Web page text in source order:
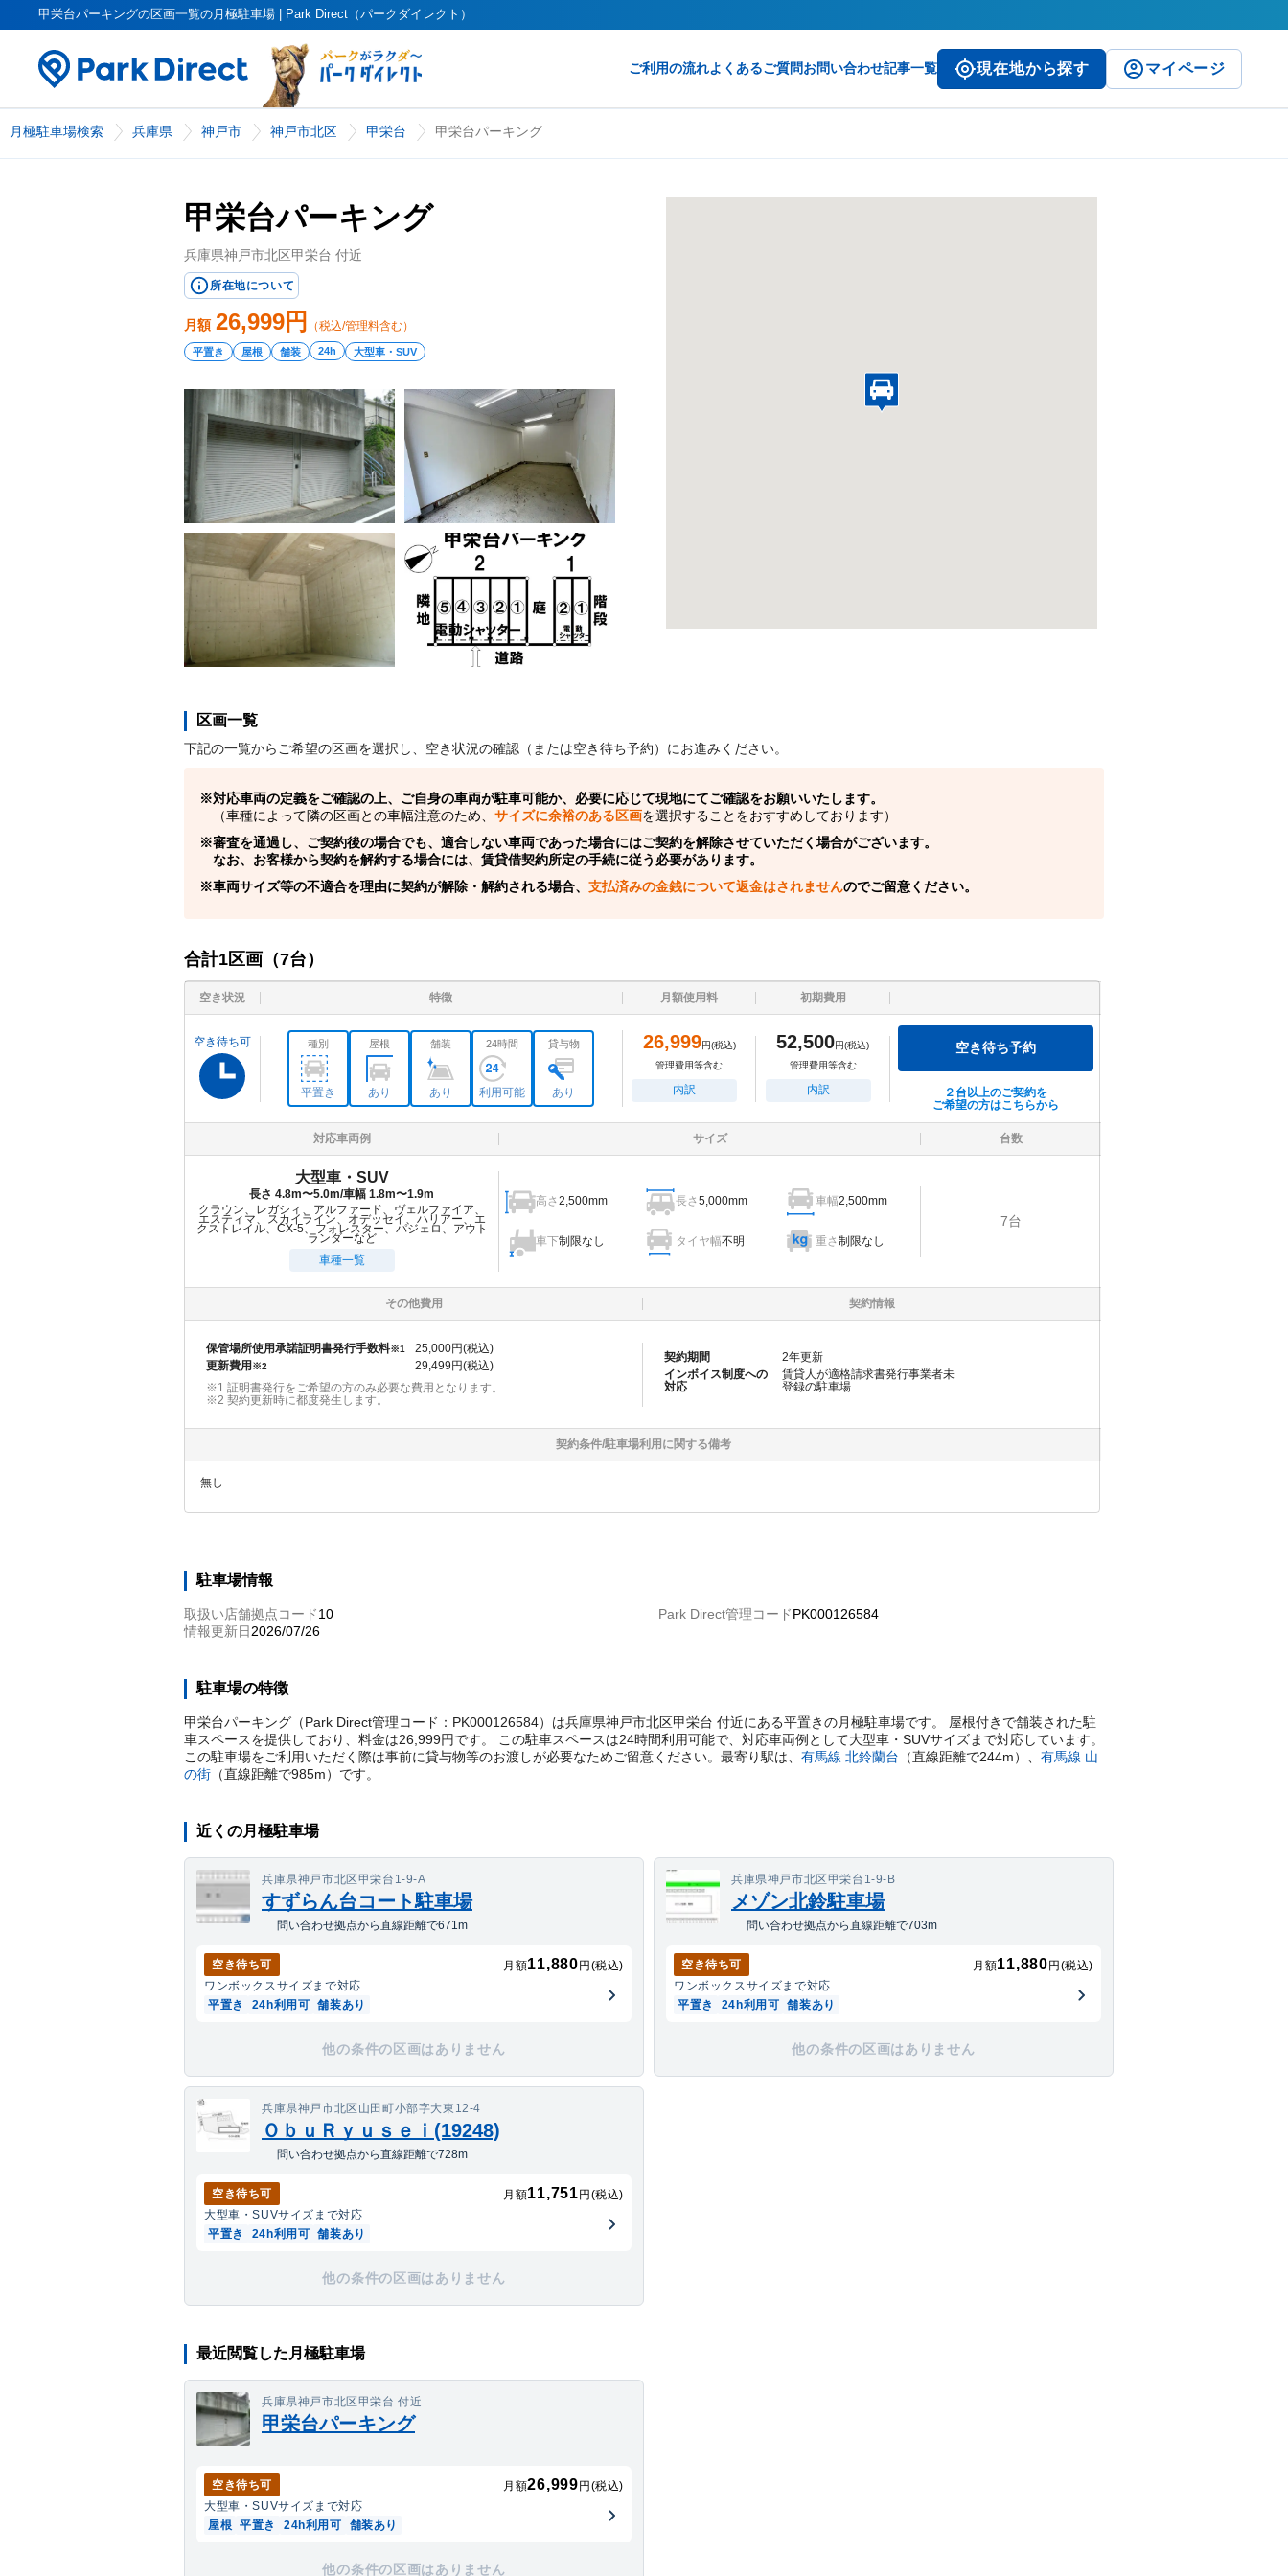
甲栄台パーキングの区画一覧の月極駐車場 | Park Direct（パークダイレクト）
ご利用の流れよくあるご質問お問い合わせ記事一覧 現在地から探す マイページ
月極駐車場検索 兵庫県 神戸市 神戸市北区 甲栄台 甲栄台パーキング
甲栄台パーキング
兵庫県神戸市北区甲栄台 付近
所在地について
月額 26,999円 （税込/管理料含む）
平置き 屋根 舗装 24h 大型車・SUV
区画一覧
下記の一覧からご希望の区画を選択し、空き状況の確認（または空き待ち予約）にお進みください。
対応車両の定義をご確認の上、ご自身の車両が駐車可能か、必要に応じて現地にてご確認をお願いいたします。
（車種によって隣の区画との車幅注意のため、 サイズに余裕のある区画を選択することをおすすめしております）
審査を通過し、ご契約後の場合でも、適合しない車両であった場合にはご契約を解除させていただく場合がございます。
なお、お客様から契約を解約する場合には、賃貸借契約所定の手続に従う必要があります。
車両サイズ等の不適合を理由に契約が解除・解約される場合、 支払済みの金銭について返金はされませんのでご留意ください。
合計1区画（7台）
空き状況 特徴 月額使用料 初期費用
空き待ち可 種別
平置き
屋根
あり
舗装
あり
24時間
利用可能
貸与物
あり
26,999円(税込)
管理費用等含む
内訳
52,500円(税込)
管理費用等含む
内訳
空き待ち予約
２台以上のご契約を
ご希望の方はこちらから
対応車両例 サイズ 台数
大型車・SUV
長さ 4.8m〜5.0m/車幅 1.8m〜1.9m
クラウン、レガシィ、アルファード、ヴェルファイア、
エスティマ、スカイライン、オデッセイ、ハリアー、エ
クストレイル、CX-5、フォレスター、パジェロ、アウト
ランダーなど
車種一覧
高さ2,500mm 長さ5,000mm 車幅2,500mm
車下制限なし タイヤ幅不明 重さ制限なし
7台
その他費用 契約情報
保管場所使用承諾証明書発行手数料※1 25,000円(税込)
更新費用※2 29,499円(税込)
※1 証明書発行をご希望の方のみ必要な費用となります。
※2 契約更新時に都度発生します。
契約期間 2年更新
インボイス制度への
対応
賃貸人が適格請求書発行事業者未
登録の駐車場
契約条件/駐車場利用に関する備考
無し
駐車場情報
取扱い店舗拠点コード10 Park Direct管理コードPK000126584
情報更新日2026/07/26
駐車場の特徴
甲栄台パーキング（Park Direct管理コード：PK000126584）は兵庫県神戸市北区甲栄台 付近にある平置きの月極駐車場です。 屋根付きで舗装された駐
車スペースを提供しており、料金は26,999円です。 この駐車スペースは24時間利用可能で、対応車両例として大型車・SUVサイズまで対応しています。
この駐車場をご利用いただく際は事前に貸与物等のお渡しが必要なためご留意ください。 最寄り駅は、 有馬線 北鈴蘭台 （直線距離で244m） 有馬線 山
の街 （直線距離で985m） です。
近くの月極駐車場
兵庫県神戸市北区甲栄台1-9-A
すずらん台コート駐車場
問い合わせ拠点から直線距離で671m
空き待ち可 月額11,880 円(税込)
ワンボックスサイズまで対応
平置き
24h利用可 舗装あり
他の条件の区画はありません
兵庫県神戸市北区甲栄台1-9-B
メゾン北鈴駐車場
問い合わせ拠点から直線距離で703m
空き待ち可 月額11,880 円(税込)
ワンボックスサイズまで対応
平置き
24h利用可 舗装あり
他の条件の区画はありません
兵庫県神戸市北区山田町小部字大東12-4
ＯｂｕＲｙｕｓｅｉ(19248)
問い合わせ拠点から直線距離で728m
空き待ち可 月額11,751 円(税込)
大型車・SUVサイズまで対応
平置き
24h利用可 舗装あり
他の条件の区画はありません
最近閲覧した月極駐車場
兵庫県神戸市北区甲栄台 付近
甲栄台パーキング
空き待ち可 月額26,999 円(税込)
大型車・SUVサイズまで対応
屋根 平置き 24h利用可 舗装あり
他の条件の区画はありません